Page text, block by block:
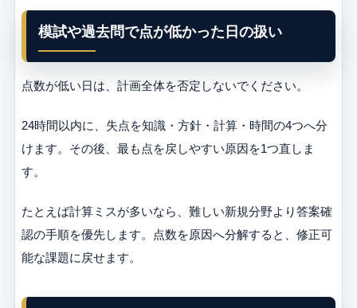
模試や過去問で点が低かった日の扱い
点数が低い日は、計画全体を否定しないでください。
24時間以内に、失点を知識・方針・計算・時間の4つへ分
けます。その後、最も点を戻しやすい原因を1つ直しま
す。
たとえば計算ミスが多いなら、難しい新規分野より答案確
認の手順を優先します。点数を原因へ分解すると、修正可
能な課題に戻せます。